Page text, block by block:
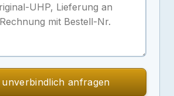
anfragen